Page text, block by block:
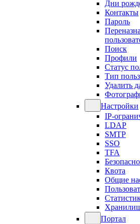
Дни
Контакты
Пароль
Поиск
Профили
Статус
Тип
Удалить
Настройки
IP-
LDAP
SMTP
SSO
TFA
Квота
Общие
Портал